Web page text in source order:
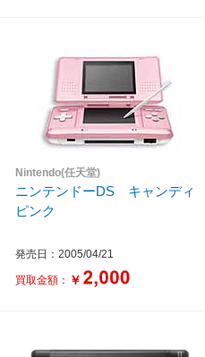
Nintendo(任天堂)
ニンテンドーDS キャンディ
ピンク
発売日：2005/04/21
買取金額： ￥